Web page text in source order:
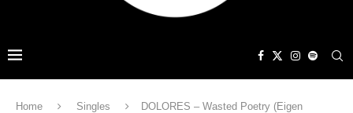
Home Singles
DOLORES – Wasted Poetry (Eigen